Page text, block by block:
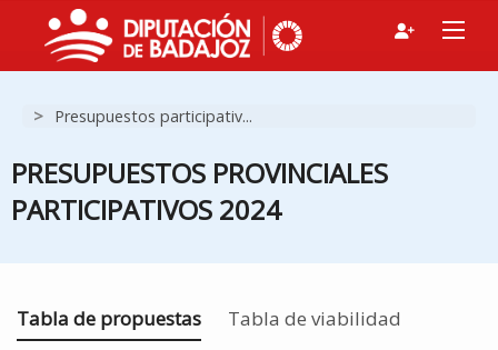
> Presupuestos participativ...
PRESUPUESTOS PROVINCIALES
PARTICIPATIVOS 2024
Estás en
Tabla de propuestas
Tabla de viabilidad